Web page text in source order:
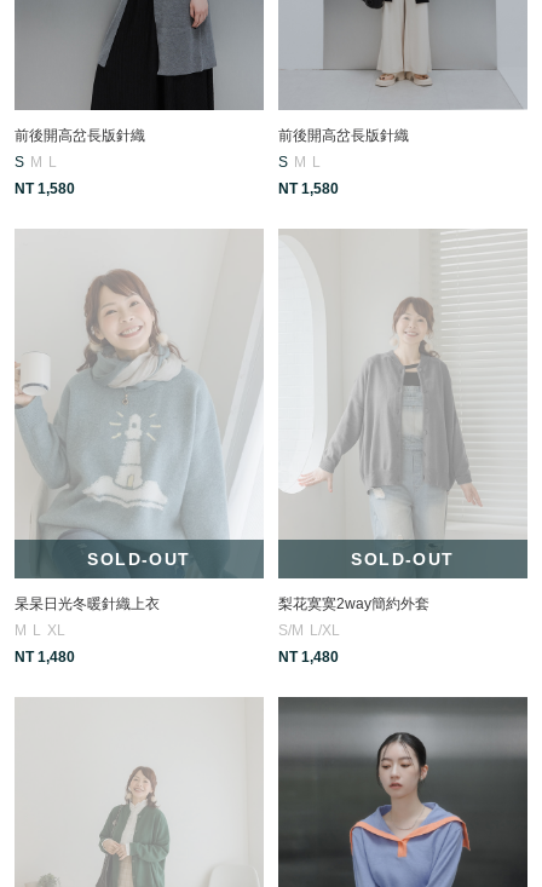
前後開高岔長版針織
S M
L
NT 1,580
前後開高岔長版針織
S M
L
NT 1,580
SOLD-OUT
杲杲日光冬暖針織上衣
M L
XL
NT 1,480
SOLD-OUT
梨花寞寞2way簡約外套
S/M L/XL
NT 1,480